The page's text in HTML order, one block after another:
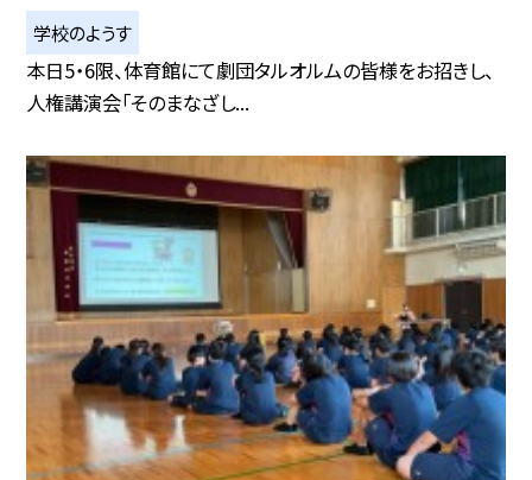
学校のようす
本日5・6限、体育館にて劇団タルオルムの皆様をお招きし、
人権講演会「そのまなざし...